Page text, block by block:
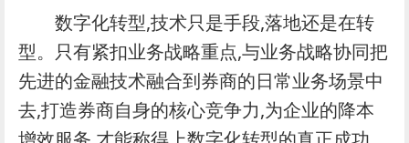
数字化转型,技术只是手段,落地还是在转
型。只有紧扣业务战略重点,与业务战略协同把
先进的金融技术融合到券商的日常业务场景中
去,打造券商自身的核心竞争力,为企业的降本